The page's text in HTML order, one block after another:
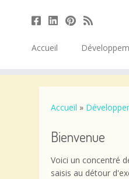
Accueil
Accueil »
Bienvenue
Voici un concentré
saisis au détour